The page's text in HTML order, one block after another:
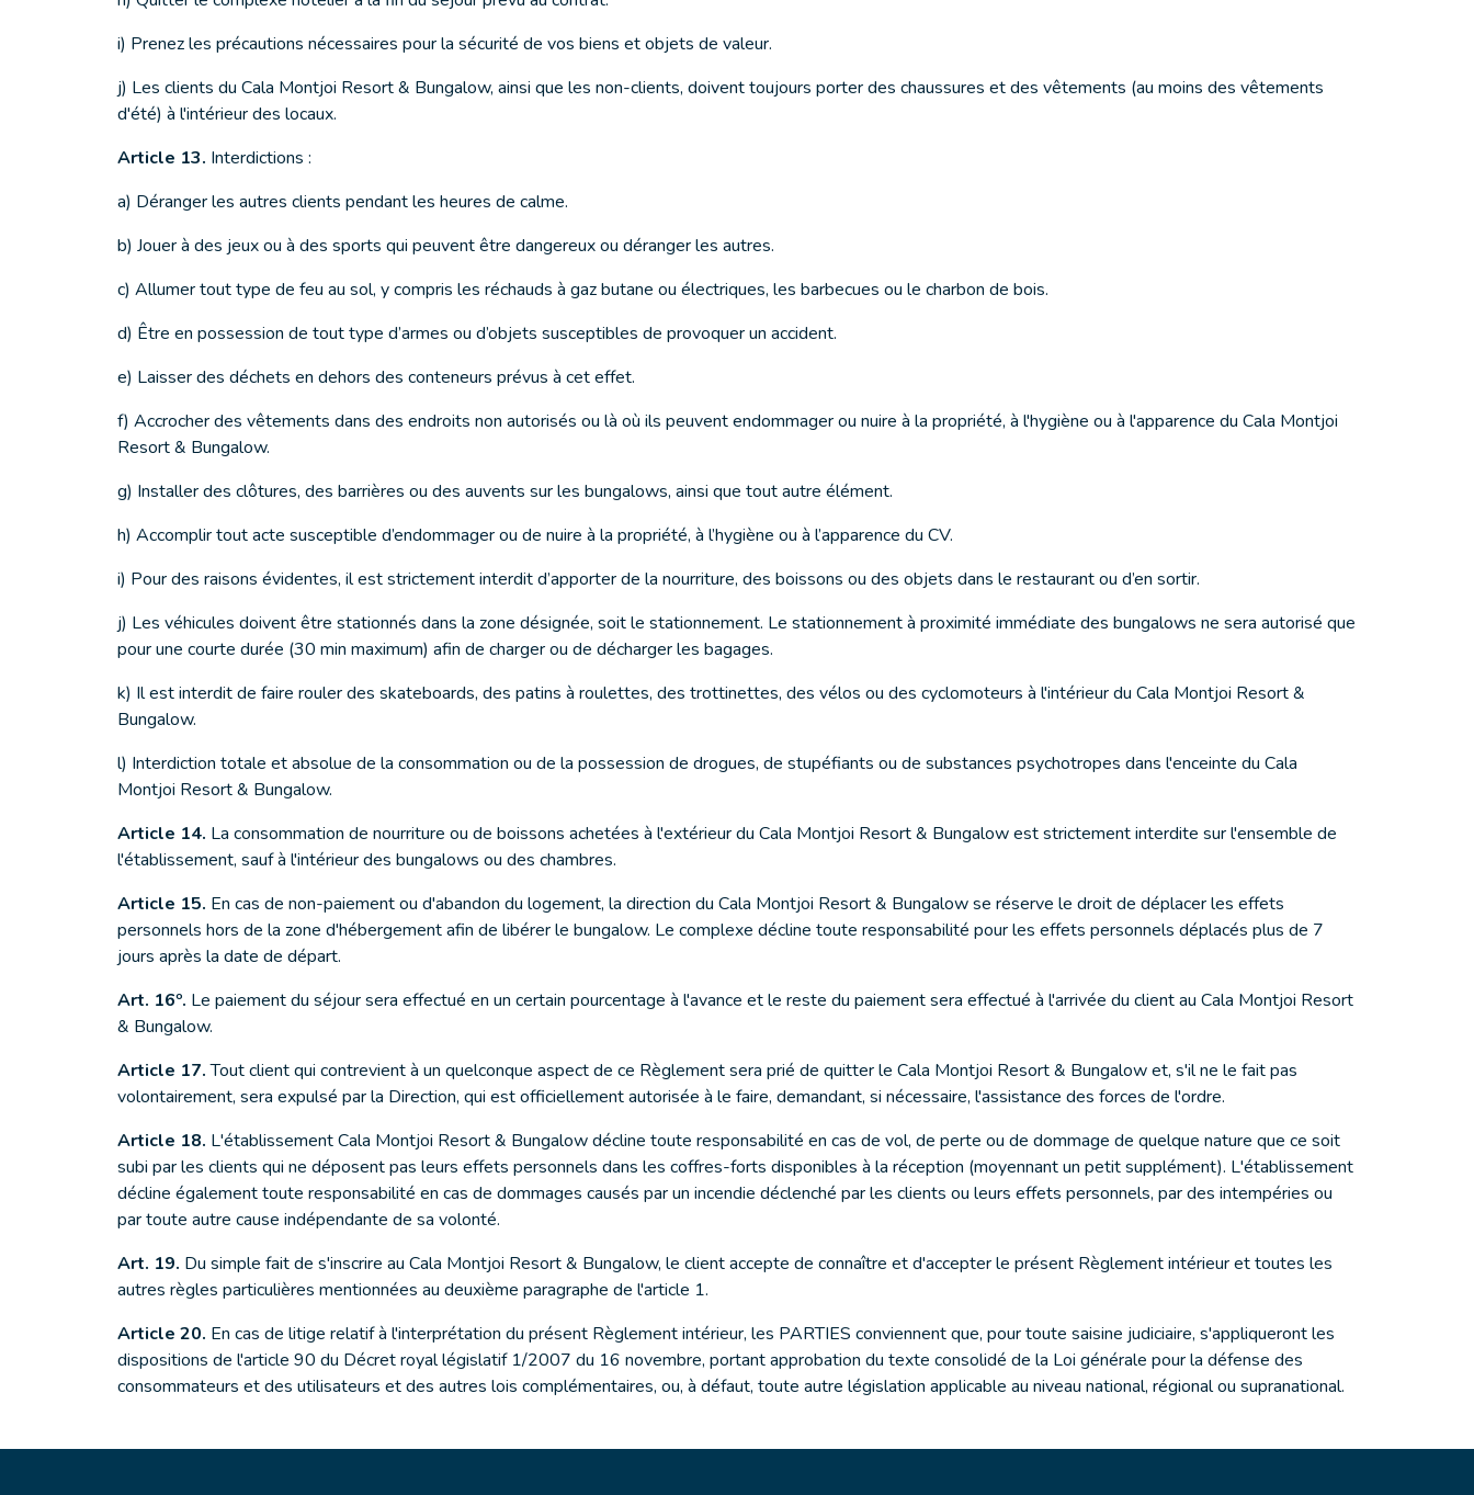
i) Prenez les précautions nécessaires pour la sécurité de vos biens et objets de valeur.
j) Les clients du Cala Montjoi Resort & Bungalow, ainsi que les non-clients, doivent toujours porter des chaussures et des vêtements (au moins des vêtements
d'été) à l'intérieur des locaux.
Article 13. Interdictions :
a) Déranger les autres clients pendant les heures de calme.
b) Jouer à des jeux ou à des sports qui peuvent être dangereux ou déranger les autres.
c) Allumer tout type de feu au sol, y compris les réchauds à gaz butane ou électriques, les barbecues ou le charbon de bois.
d) Être en possession de tout type d’armes ou d’objets susceptibles de provoquer un accident.
e) Laisser des déchets en dehors des conteneurs prévus à cet effet.
f) Accrocher des vêtements dans des endroits non autorisés ou là où ils peuvent endommager ou nuire à la propriété, à l'hygiène ou à l'apparence du Cala Montjoi
Resort & Bungalow.
g) Installer des clôtures, des barrières ou des auvents sur les bungalows, ainsi que tout autre élément.
h) Accomplir tout acte susceptible d’endommager ou de nuire à la propriété, à l’hygiène ou à l’apparence du CV.
i) Pour des raisons évidentes, il est strictement interdit d’apporter de la nourriture, des boissons ou des objets dans le restaurant ou d’en sortir.
j) Les véhicules doivent être stationnés dans la zone désignée, soit le stationnement. Le stationnement à proximité immédiate des bungalows ne sera autorisé que
pour une courte durée (30 min maximum) afin de charger ou de décharger les bagages.
k) Il est interdit de faire rouler des skateboards, des patins à roulettes, des trottinettes, des vélos ou des cyclomoteurs à l'intérieur du Cala Montjoi Resort &
Bungalow.
l) Interdiction totale et absolue de la consommation ou de la possession de drogues, de stupéfiants ou de substances psychotropes dans l'enceinte du Cala
Montjoi Resort & Bungalow.
Article 14. La consommation de nourriture ou de boissons achetées à l'extérieur du Cala Montjoi Resort & Bungalow est strictement interdite sur l'ensemble de
l'établissement, sauf à l'intérieur des bungalows ou des chambres.
Article 15. En cas de non-paiement ou d'abandon du logement, la direction du Cala Montjoi Resort & Bungalow se réserve le droit de déplacer les effets
personnels hors de la zone d'hébergement afin de libérer le bungalow. Le complexe décline toute responsabilité pour les effets personnels déplacés plus de 7
jours après la date de départ.
Art. 16º. Le paiement du séjour sera effectué en un certain pourcentage à l'avance et le reste du paiement sera effectué à l'arrivée du client au Cala Montjoi Resort
& Bungalow.
Article 17.Tout client qui contrevient à un quelconque aspect de ce Règlement sera prié de quitter le Cala Montjoi Resort & Bungalow et, s'il ne le fait pas
volontairement, sera expulsé par la Direction, qui est officiellement autorisée à le faire, demandant, si nécessaire, l'assistance des forces de l'ordre.
Article 18. L'établissement Cala Montjoi Resort & Bungalow décline toute responsabilité en cas de vol, de perte ou de dommage de quelque nature que ce soit
subi par les clients qui ne déposent pas leurs effets personnels dans les coffres-forts disponibles à la réception (moyennant un petit supplément). L'établissement
décline également toute responsabilité en cas de dommages causés par un incendie déclenché par les clients ou leurs effets personnels, par des intempéries ou
par toute autre cause indépendante de sa volonté.
Art. 19. Du simple fait de s'inscrire au Cala Montjoi Resort & Bungalow, le client accepte de connaître et d'accepter le présent Règlement intérieur et toutes les
autres règles particulières mentionnées au deuxième paragraphe de l'article 1.
Article 20. En cas de litige relatif à l'interprétation du présent Règlement intérieur, les PARTIES conviennent que, pour toute saisine judiciaire, s'appliqueront les
dispositions de l'article 90 du Décret royal législatif 1/2007 du 16 novembre, portant approbation du texte consolidé de la Loi générale pour la défense des
consommateurs et des utilisateurs et des autres lois complémentaires, ou, à défaut, toute autre législation applicable au niveau national, régional ou supranational.